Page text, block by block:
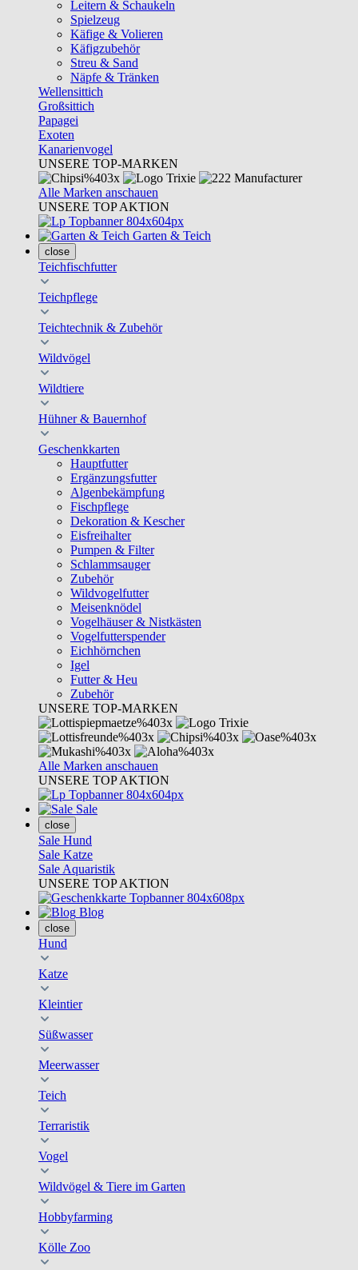
Leitern & Schaukeln
Spielzeug
Käfige & Volieren
Käfigzubehör
Streu & Sand
Näpfe & Tränken
Wellensittich
Großsittich
Papagei
Exoten
Kanarienvogel
UNSERE TOP-MARKEN
Alle Marken anschauen
UNSERE TOP AKTION
Garten & Teich
close
Teichfischfutter
Teichpflege
Teichtechnik & Zubehör
Wildvögel
Wildtiere
Hühner & Bauernhof
Geschenkkarten
Hauptfutter
Ergänzungsfutter
Algenbekämpfung
Fischpflege
Dekoration & Kescher
Eisfreihalter
Pumpen & Filter
Schlammsauger
Zubehör
Wildvogelfutter
Meisenknödel
Vogelhäuser & Nistkästen
Vogelfutterspender
Eichhörnchen
Igel
Futter & Heu
Zubehör
UNSERE TOP-MARKEN
Alle Marken anschauen
UNSERE TOP AKTION
Sale
close
Sale Hund
Sale Katze
Sale Aquaristik
UNSERE TOP AKTION
Blog
close
Hund
Katze
Kleintier
Süßwasser
Meerwasser
Teich
Terraristik
Vogel
Wildvögel & Tiere im Garten
Hobbyfarming
Kölle Zoo